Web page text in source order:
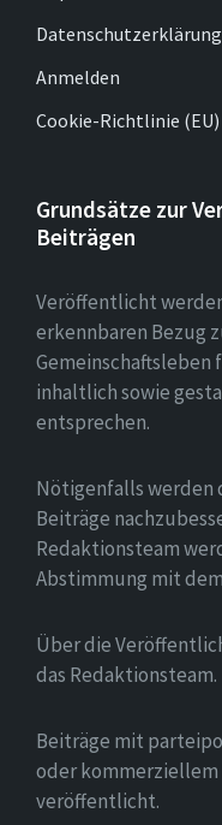
Datenschutzerklärung
Anmelden
Cookie-Richtlinie (EU)
Grundsätze zur
Beiträgen
Veröffentlicht
erkennbaren Bezug
inhaltlich sowie
entsprechen.
Nötigenfalls werden
Beiträge
Redaktionsteam
Abstimmung mit
Über die
das Redaktionsteam.
Beiträge mit
oder
veröffentlicht.